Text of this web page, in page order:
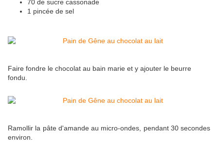
70 de sucre cassonade
1 pincée de sel
Faire fondre le chocolat au bain marie et y ajouter le beurre
fondu.
Ramollir la pâte d'amande au micro-ondes, pendant 30 secondes
environ.